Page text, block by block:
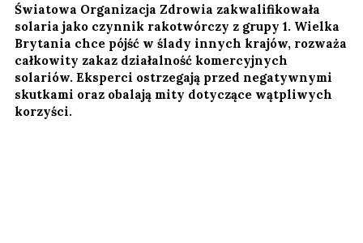
Światowa Organizacja Zdrowia zakwalifikowała
solaria jako czynnik rakotwórczy z grupy 1. Wielka
Brytania chce pójść w ślady innych krajów, rozważa
całkowity zakaz działalność komercyjnych
solariów. Eksperci ostrzegają przed negatywnymi
skutkami oraz obalają mity dotyczące wątpliwych
korzyści.